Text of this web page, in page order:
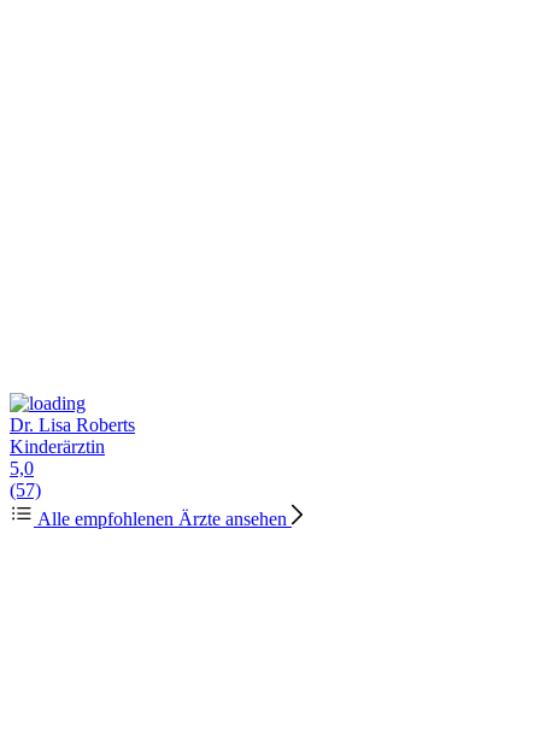
Dr. Lisa Roberts
Kinderärztin
5,0
(57)
Alle empfohlenen Ärzte ansehen